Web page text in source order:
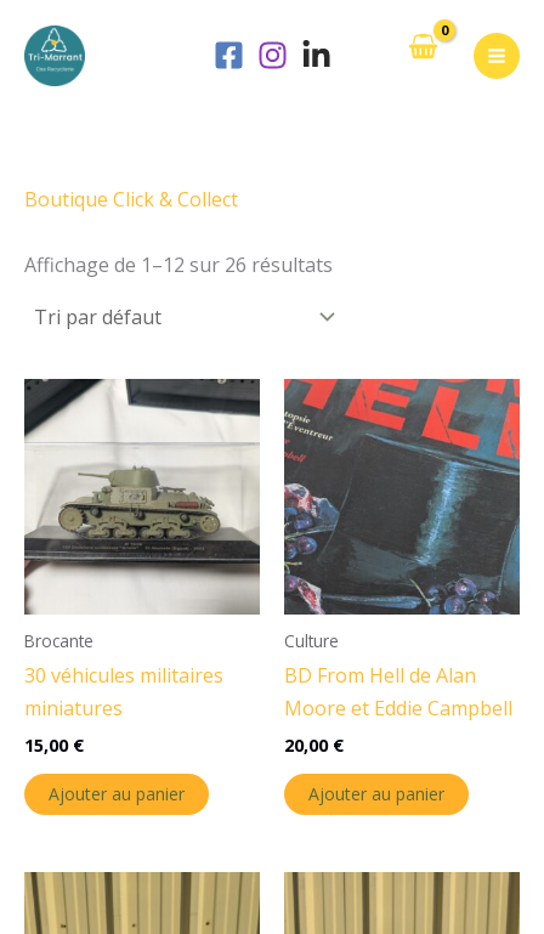
contenu
Boutique Click & Collect
Affichage de 1–12 sur 26 résultats
Brocante
30 véhicules militaires
miniatures
15,00 €
Ajouter au panier
Culture
BD From Hell de Alan
Moore et Eddie Campbell
20,00 €
Ajouter au panier